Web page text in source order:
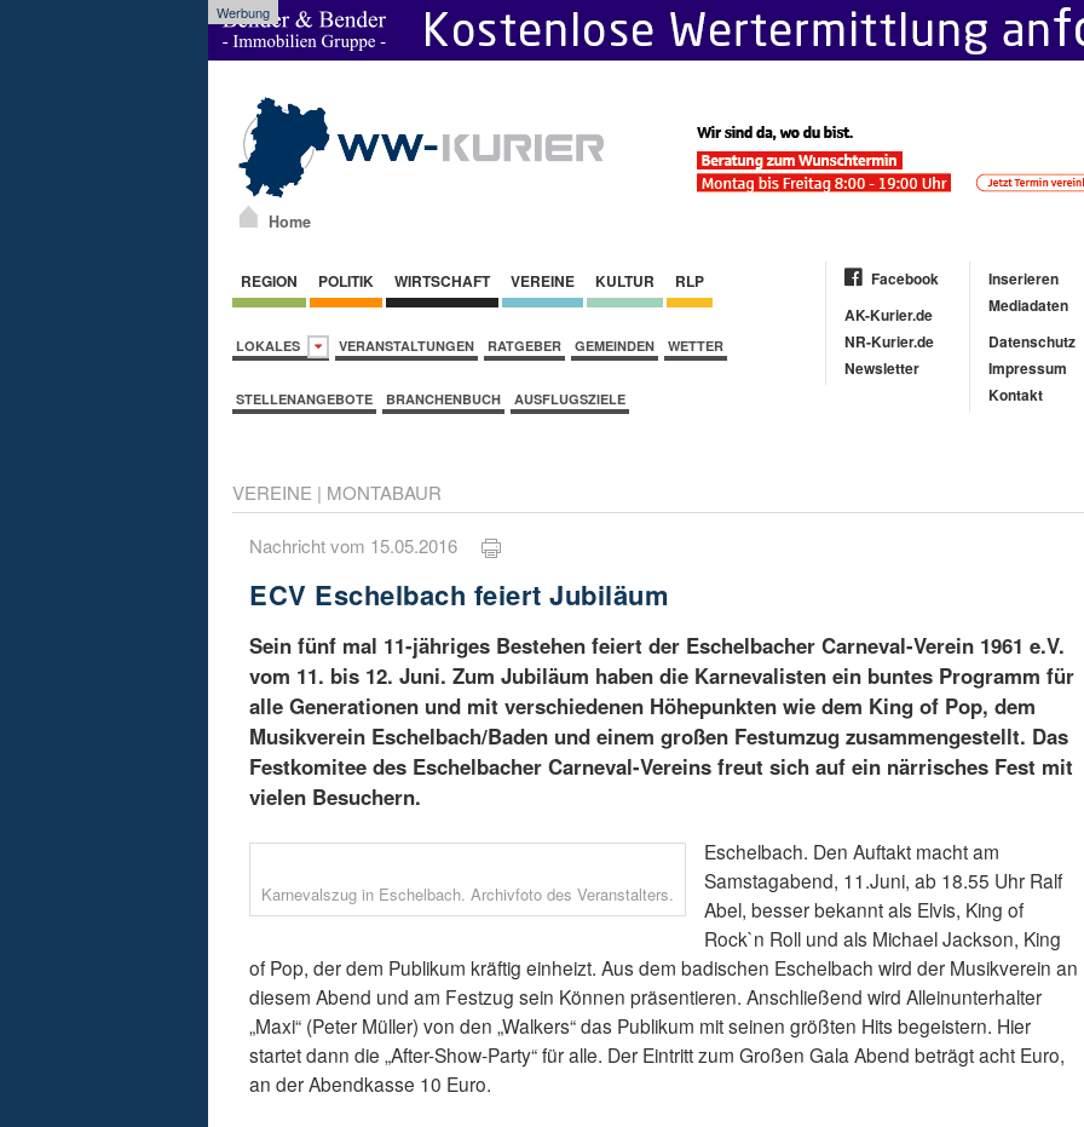
Werbung
Home
REGION POLITIK WIRTSCHAFT VEREINE KULTUR RLP
LOKALES VERANSTALTUNGEN RATGEBER GEMEINDEN WETTER
STELLENANGEBOTE BRANCHENBUCH AUSFLUGSZIELE
Facebook
AK-Kurier.de
NR-Kurier.de
Newsletter
Inserieren
Mediadaten
Datenschutz
Impressum
Kontakt
VEREINE | MONTABAUR
Nachricht vom 15.05.2016
ECV Eschelbach feiert Jubiläum
Sein fünf mal 11-jähriges Bestehen feiert der Eschelbacher Carneval-Verein 1961 e.V.
vom 11. bis 12. Juni. Zum Jubiläum haben die Karnevalisten ein buntes Programm für
alle Generationen und mit verschiedenen Höhepunkten wie dem King of Pop, dem
Musikverein Eschelbach/Baden und einem großen Festumzug zusammengestellt. Das
Festkomitee des Eschelbacher Carneval-Vereins freut sich auf ein närrisches Fest mit
vielen Besuchern.
Karnevalszug in Eschelbach. Archivfoto des Veranstalters.
Eschelbach. Den Auftakt macht am
Samstagabend, 11.Juni, ab 18.55 Uhr Ralf
Abel, besser bekannt als Elvis, King of
Rock`n Roll und als Michael Jackson, King
of Pop, der dem Publikum kräftig einheizt. Aus dem badischen Eschelbach wird der Musikverein an
diesem Abend und am Festzug sein Können präsentieren. Anschließend wird Alleinunterhalter
„Maxi“ (Peter Müller) von den „Walkers“ das Publikum mit seinen größten Hits begeistern. Hier
startet dann die „After-Show-Party“ für alle. Der Eintritt zum Großen Gala Abend beträgt acht Euro,
an der Abendkasse 10 Euro.